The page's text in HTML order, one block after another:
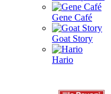
Gene Café
Goat Story
Hario